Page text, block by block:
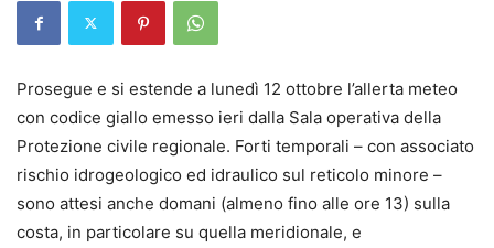
Prosegue e si estende a lunedì 12 ottobre l’allerta meteo
con codice giallo emesso ieri dalla Sala operativa della
Protezione civile regionale. Forti temporali – con associato
rischio idrogeologico ed idraulico sul reticolo minore –
sono attesi anche domani (almeno fino alle ore 13) sulla
costa, in particolare su quella meridionale, e